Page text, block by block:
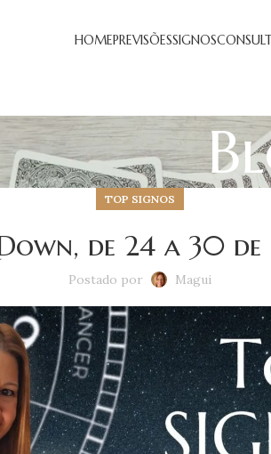
HOMEPREVISÕESSIGNOS
TOP SIGNOS
de 24 a 30
Postado por Magui